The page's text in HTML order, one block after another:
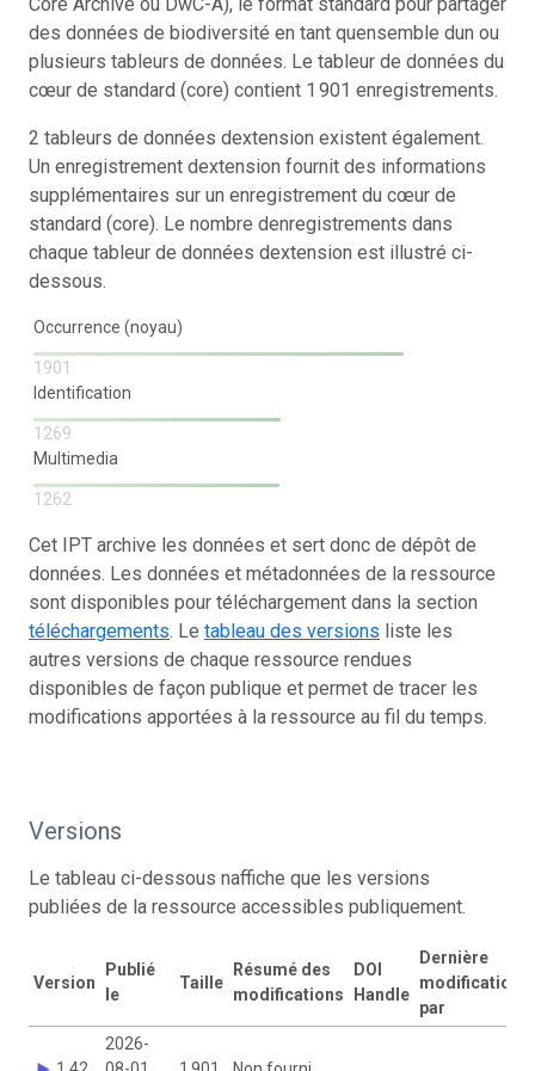
des données de biodiversité en tant quensemble dun ou
plusieurs tableurs de données. Le tableur de données du
cœur de standard (core) contient 1 901 enregistrements.
2 tableurs de données dextension existent également.
Un enregistrement dextension fournit des informations
supplémentaires sur un enregistrement du cœur de
standard (core). Le nombre denregistrements dans
chaque tableur de données dextension est illustré ci-
dessous.
Occurrence (noyau)
1901
Identification
1269
Multimedia
1262
Cet IPT archive les données et sert donc de dépôt de
données. Les données et métadonnées de la ressource
sont disponibles pour téléchargement dans la section
téléchargements. Le tableau des versions liste les
autres versions de chaque ressource rendues
disponibles de façon publique et permet de tracer les
modifications apportées à la ressource au fil du temps.
Versions
Le tableau ci-dessous naffiche que les versions
publiées de la ressource accessibles publiquement.
Version
Publié
le
Taille
Résumé des
modifications
DOI
Handle
Dernière
modification
par
2026-